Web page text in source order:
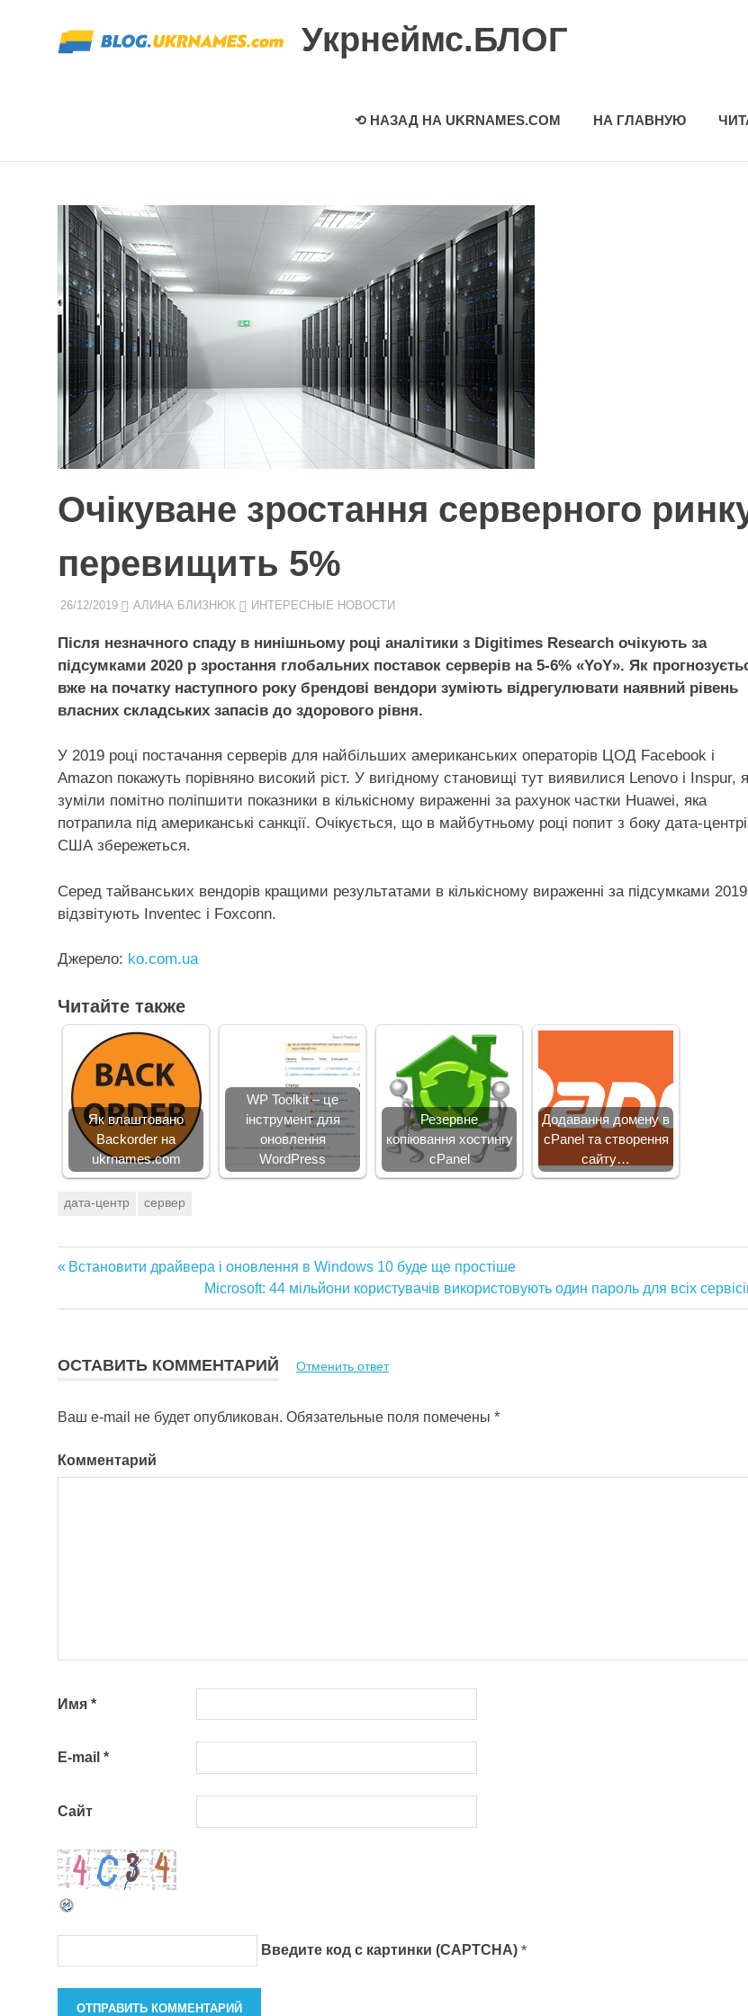
содержимому
Укрнеймс.БЛОГ
⟲ НАЗАД НА UKRNAMES.COM НА ГЛАВНУЮ
Очікуване зростання серверного
перевищить 5%
26/12/2019 АЛИНА БЛИЗНЮК ИНТЕРЕСНЫЕ НОВОСТИ
Після незначного спаду в нинішньому році аналітики з Digitimes Research очікують за
підсумками 2020 р зростання глобальних поставок серверів на 5-6% «YoY». Як
вже на початку наступного року брендові вендори зуміють відрегулювати наявний рівень
власних складських запасів до здорового рівня.
У 2019 році постачання серверів для найбільших американських операторів ЦОД Facebook і
Amazon покажуть порівняно високий ріст. У вигідному становищі тут виявилися Lenovo і Inspur,
зуміли помітно поліпшити показники в кількісному вираженні за рахунок частки Huawei, яка
потрапила під американські санкції. Очікується, що в майбутньому році попит з боку дата-
США збережеться.
Серед тайванських вендорів кращими результатами в кількісному вираженні за підсумками
відзвітують Inventec і Foxconn.
Джерело: ko.com.ua
Читайте также
Як влаштовано
Backorder на
ukrnames.com
WP Toolkit – це
інструмент для
оновлення
WordPress
Резервне
копіювання хостингу
cPanel
Додавання домену в
cPanel та створення
сайту…
дата-центр сервер
записям
Предыдущая
Встановити драйвера і оновлення в Windows 10 буде ще простіше
Следующая
запись:
Microsoft: 44 мільйони користувачів використовують один пароль для всіх
ОСТАВИТЬ КОММЕНТАРИЙ Отменить ответ
Ваш e-mail не будет опубликован. Обязательные поля помечены *
Комментарий
Имя *
E-mail *
Сайт
Введите код с картинки (CAPTCHA) *